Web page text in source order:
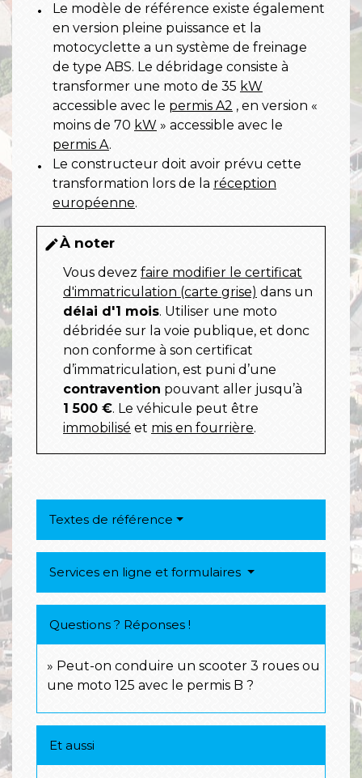
Le modèle de référence existe également
en version pleine puissance et la
motocyclette a un système de freinage
de type ABS. Le débridage consiste à
transformer une moto de 35 kW
accessible avec le permis A2 , en version «
moins de 70 kW » accessible avec le
permis A.
Le constructeur doit avoir prévu cette
transformation lors de la réception
européenne.
editÀ noter
Vous devez faire modifier le certificat
d'immatriculation (carte grise) dans un
délai d'1 mois. Utiliser une moto
débridée sur la voie publique, et donc
non conforme à son certificat
d’immatriculation, est puni d’une
contravention pouvant aller jusqu’à
1 500 €. Le véhicule peut être
immobilisé et mis en fourrière.
Textes de référence
Services en ligne et formulaires
Questions ? Réponses !
Peut-on conduire un scooter 3 roues ou
une moto 125 avec le permis B ?
Et aussi